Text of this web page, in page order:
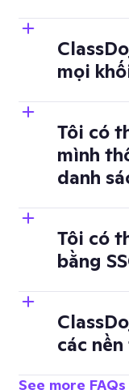
mọi
Tôi có
mình
danh
Tôi có
bằng
các
See more FAQs